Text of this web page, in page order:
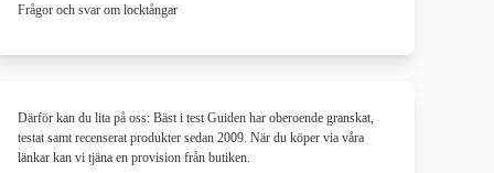
Frågor och svar om locktångar
Därför kan du lita på oss: Bäst i test Guiden har oberoende granskat,
testat samt recenserat produkter sedan 2009. När du köper via våra
länkar kan vi tjäna en provision från butiken.